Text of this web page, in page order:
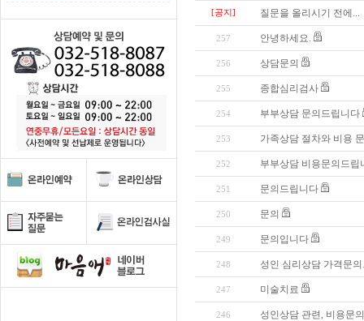
[공지] 질문을 올리시기 전에...
257 안녕하세요.
256 상담문의
255 종합심리검사
254 부부상담 문의드립니다
253 가족상담 절차와 비용
252 부부상담 비용문의드립
251 문의드립니다
250 문의
249 문의입니다
248 성인 심리상담 가격문
247 미술치료
246 성인상담 관련, 비용문